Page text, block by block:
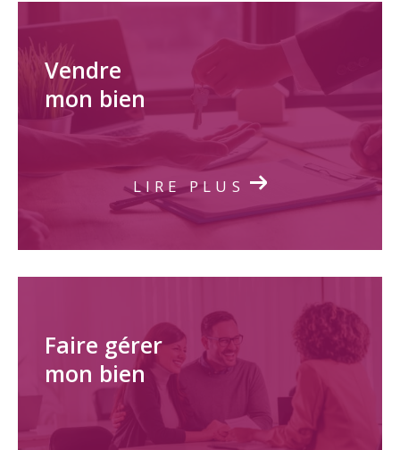
Vendre
mon bien
LIRE PLUS
Faire gérer
mon bien